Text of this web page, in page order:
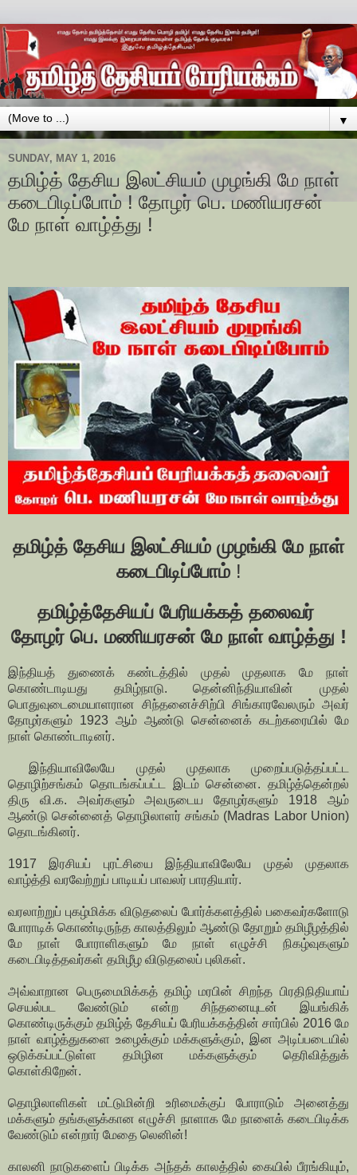
▼
SUNDAY, MAY 1, 2016
தமிழ்த் தேசிய இலட்சியம் முழங்கி மே நாள்
கடைபிடிப்போம் ! தோழர் பெ. மணியரசன்
மே நாள் வாழ்த்து !
தமிழ்த் தேசிய இலட்சியம் முழங்கி மே நாள்
கடைபிடிப்போம் !
தமிழ்த்தேசியப் பேரியக்கத் தலைவர்
தோழர் பெ. மணியரசன் மே நாள் வாழ்த்து !
இந்தியத் துணைக் கண்டத்தில் முதல் முதலாக மே நாள்
கொண்டாடியது தமிழ்நாடு. தென்னிந்தியாவின் முதல்
பொதுவுடைமையாளரான சிந்தனைச்சிற்பி சிங்காரவேலரும் அவர்
தோழர்களும் 1923 ஆம் ஆண்டு சென்னைக் கடற்கரையில் மே
நாள் கொண்டாடினர்.
இந்தியாவிலேயே முதல் முதலாக முறைப்படுத்தப்பட்ட
தொழிற்சங்கம் தொடங்கப்பட்ட இடம் சென்னை. தமிழ்த்தென்றல்
திரு வி.க. அவர்களும் அவருடைய தோழர்களும் 1918 ஆம்
ஆண்டு சென்னைத் தொழிலாளர் சங்கம் (Madras Labor Union)
தொடங்கினர்.
1917 இரசியப் புரட்சியை இந்தியாவிலேயே முதல் முதலாக
வாழ்த்தி வரவேற்றுப் பாடியப் பாவலர் பாரதியார்.
வரலாற்றுப் புகழ்மிக்க விடுதலைப் போர்க்களத்தில் பகைவர்களோடு
போராடிக் கொண்டிருந்த காலத்திலும் ஆண்டு தோறும் தமிழீழத்தில்
மே நாள் போராளிகளும் மே நாள் எழுச்சி நிகழ்வுகளும்
கடைபிடித்தவர்கள் தமிழீழ விடுதலைப் புலிகள்.
அவ்வாறான பெருமைமிக்கத் தமிழ் மரபின் சிறந்த பிரதிநிதியாய்
செயல்பட வேண்டும் என்ற சிந்தனையுடன் இயங்கிக்
கொண்டிருக்கும் தமிழ்த் தேசியப் பேரியக்கத்தின் சார்பில் 2016 மே
நாள் வாழ்த்துகளை உழைக்கும் மக்களுக்கும், இன அடிப்படையில்
ஒடுக்கப்பட்டுள்ள தமிழின மக்களுக்கும் தெரிவித்துக்
கொள்கிறேன்.
தொழிலாளிகள் மட்டுமின்றி உரிமைக்குப் போராடும் அனைத்து
மக்களும் தங்களுக்கான எழுச்சி நாளாக மே நாளைக் கடைபிடிக்க
வேண்டும் என்றார் மேதை லெனின்!
காலனி நாடுகளைப் பிடிக்க அந்தக் காலத்தில் கையில் பீரங்கியும்,